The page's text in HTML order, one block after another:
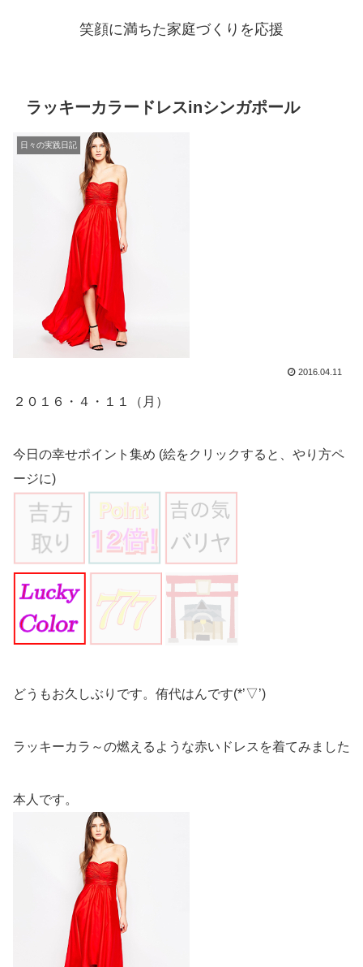
笑顔に満ちた家庭づくりを応援
ラッキーカラードレスinシンガポール
日々の実践日記
2016.04.11
２０１６・４・１１（月）
今日の幸せポイント集め (絵をクリックすると、やり方ペ
ージに)
どうもお久しぶりです。侑代はんです(*’▽’)
ラッキーカラ～の燃えるような赤いドレスを着てみました
本人です。